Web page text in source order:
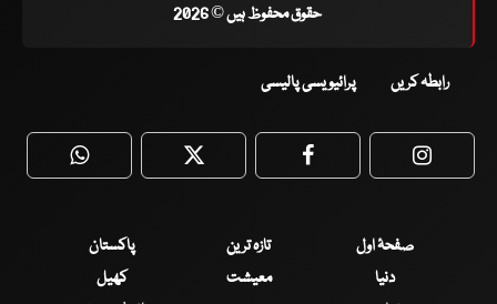
حقوق محفوظ ہیں © 2026
رابطہ کریں پرائیویسی پالیسی
WhatsApp Twitter Facebook
صفحۂ اول تازہ ترین
پاکستان
دنیا
معیشت
کھیل